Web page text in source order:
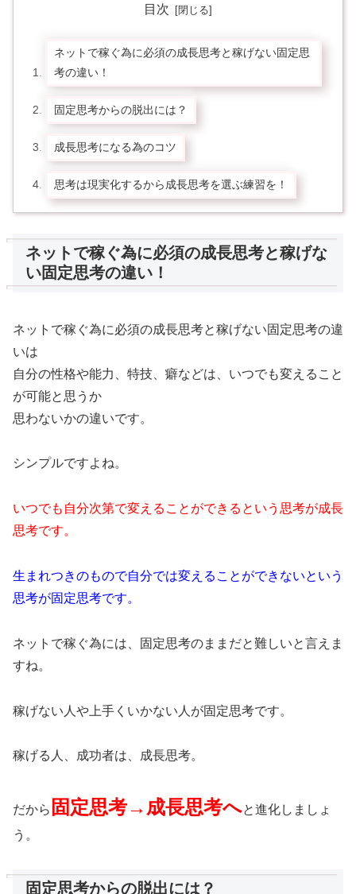
目次
ネットで稼ぐ為に必須の成長思考と稼げない固定思
考の違い！
固定思考からの脱出には？
成長思考になる為のコツ
思考は現実化するから成長思考を選ぶ練習を！
ネットで稼ぐ為に必須の成長思考と稼げな
い固定思考の違い！
ネットで稼ぐ為に必須の成長思考と稼げない固定思考の違
いは
自分の性格や能力、特技、癖などは、いつでも変えること
が可能と思うか
思わないかの違いです。
シンプルですよね。
いつでも自分次第で変えることができるという思考が成長
思考です。
生まれつきのもので自分では変えることができないという
思考が固定思考です。
ネットで稼ぐ為には、固定思考のままだと難しいと言えま
すね。
稼げない人や上手くいかない人が固定思考です。
稼げる人、成功者は、成長思考。
だから 固定思考→成長思考へと進化しましょ
う。
固定思考からの脱出には？